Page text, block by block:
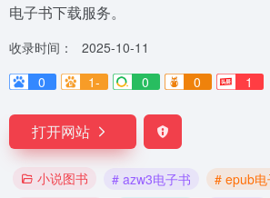
电子书下载服务。
收录时间：
2025-10-11
0
1- 0 0 1
打开网站
小说图书 # azw3电子书
# epub电